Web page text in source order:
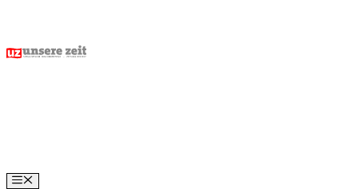
content
Menu